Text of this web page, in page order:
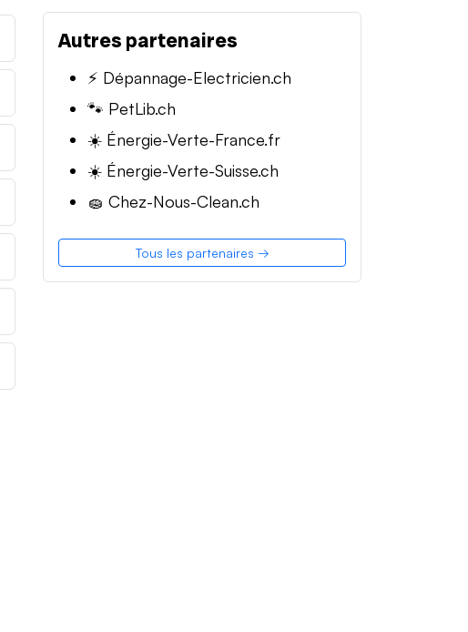
Autres partenaires
⚡ Dépannage-Electricien.ch
🐾 PetLib.ch
☀️ Énergie-Verte-France.fr
☀️ Énergie-Verte-Suisse.ch
🧽 Chez-Nous-Clean.ch
Tous les partenaires →